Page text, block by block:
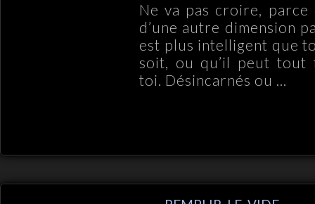
Ne va pas croire, parce
d’une autre dimension
est plus intelligent que
soit, ou qu’il peut tout
toi. Désincarnés ou ...